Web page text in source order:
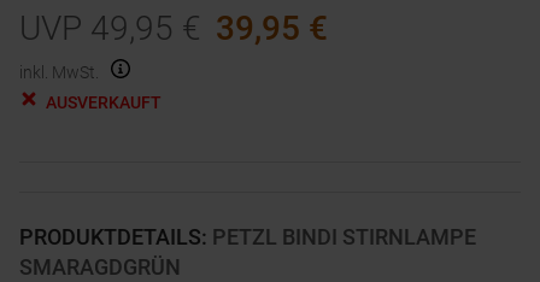
PRODUKTDETAILS: PETZL BINDI STIRNLAMPE
SMARAGDGRÜN
UVP 49,95 € 39,95 €
inkl. MwSt.
AUSVERKAUFT